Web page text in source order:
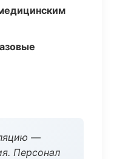
—
Персонал